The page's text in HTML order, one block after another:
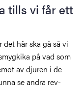
tills vi får ett
här ska gå så vi
på vad som
av djuren i de
se andra rev-